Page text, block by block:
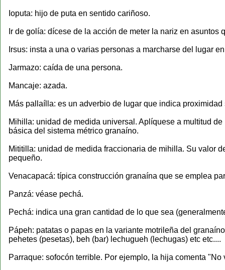
Ioputa: hijo de puta en sentido cariñoso.
Ir de golía: dícese de la acción de meter la nariz en asuntos
Irsus: insta a una o varias personas a marcharse del lugar
Jarmazo: caída de una persona.
Mancaje: azada.
Más pallaílla: es un adverbio de lugar que indica
Mihilla: unidad de medida universal. Aplíquese a multitud
básica del sistema métrico granaíno.
Mititilla: unidad de medida fraccionaria de mihilla. Su valor
pequeño.
Venacapacá: típica construcción granaína que se emplea
Panzá: véase pechá.
Pechá: indica una gran cantidad de lo que sea
Pápeh: patatas o papas en la variante motrileña del
pehetes (pesetas), beh (bar) lechugueh (lechugas) etc etc....
Parraque: sofocón terrible. Por ejemplo, la hija comenta